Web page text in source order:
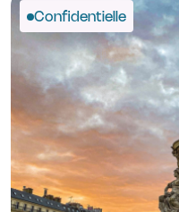
Confidentielle